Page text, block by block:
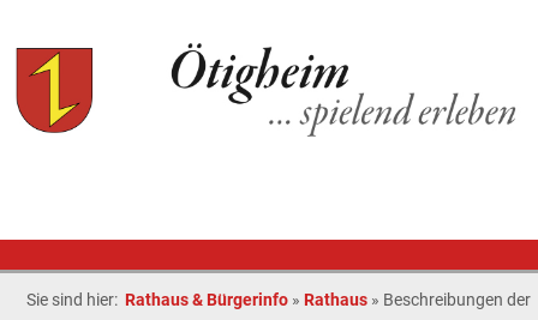
Sie sind hier: Rathaus & Bürgerinfo » Rathaus » Beschreibungen der